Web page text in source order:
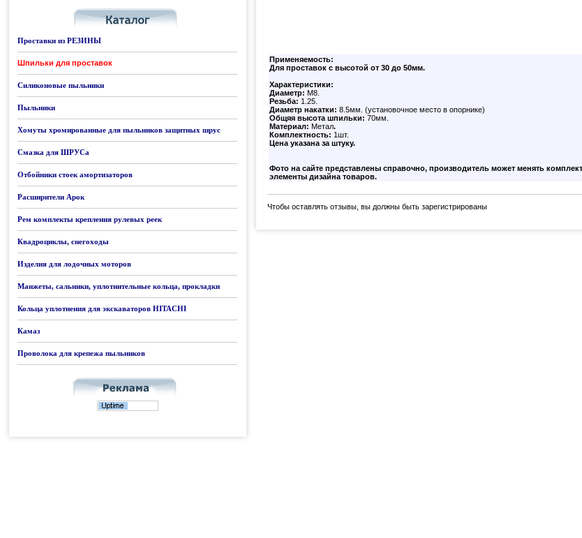
Проставки из РЕЗИНЫ
Шпильки для проставок
Силиконовые пыльники
Пыльники
Хомуты хромированные для пыльников защитных шрус
Смазка для ШРУСа
Отбойники стоек амортизаторов
Расширители Арок
Рем комплекты крепления рулевых реек
Квадроциклы, снегоходы
Изделия для лодочных моторов
Манжеты, сальники, уплотнительные кольца, прокладки
Кольца уплотнения для экскаваторов HITACHI
Камаз
Проволока для крепежа пыльников
Применяемость:
Для проставок с высотой от 30 до 50мм.
Характеристики:
Диаметр: М8.
Резьба: 1.25.
Диаметр накатки: 8.5мм. (установочное место в опорнике)
Общяя высота шпильки: 70мм.
Материал: Метал.
Комплектность: 1шт.
Цена указана за штуку.
Фото на сайте представлены справочно, производитель может менять
элементы дизайна товаров.
Чтобы оставлять отзывы, вы должны быть зарегистрированы